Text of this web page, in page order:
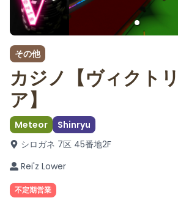
その他
カジノ【ヴィクトリ
ア】
Meteor Shinryu
シロガネ 7区 45番地2F
Rei'z Lower
不定期営業